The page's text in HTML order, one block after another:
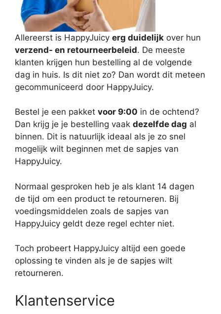
Allereerst is HappyJuicy erg duidelijk over hun
verzend- en retourneerbeleid. De meeste
klanten krijgen hun bestelling al de volgende
dag in huis. Is dit niet zo? Dan wordt dit meteen
gecommuniceerd door HappyJuicy.
Bestel je een pakket voor 9:00 in de ochtend?
Dan krijg je je bestelling vaak dezelfde dag al
binnen. Dit is natuurlijk ideaal als je zo snel
mogelijk wilt beginnen met de sapjes van
HappyJuicy.
Normaal gesproken heb je als klant 14 dagen
de tijd om een product te retourneren. Bij
voedingsmiddelen zoals de sapjes van
HappyJuicy geldt deze regel echter niet.
Toch probeert HappyJuicy altijd een goede
oplossing te vinden als je de sapjes wilt
retourneren.
Klantenservice